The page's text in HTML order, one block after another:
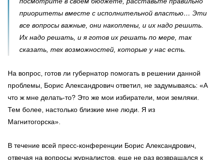
приоритеты вместе с исполнительной властью… Эти
все вопросы важные, они накоплены, и их надо решить.
Их надо решать, и я готов их решать по мере, так
сказать, тех возможностей, которые у нас есть.
На вопрос, готов ли губернатор помогать в решении данной
проблемы, Борис Александрович ответил, не задумываясь: «А
что ж мне делать-то? Это же мои избиратели, мои земляки.
Тем более, настолько близкие мне люди. Я из
Магнитогорска».
В течение всей пресс-конференции Борис Александрович,
отвечая на вопросы журналистов, еще не раз возвращался к